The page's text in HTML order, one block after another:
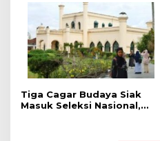
Tiga Cagar Budaya Siak
Masuk Seleksi Nasional,